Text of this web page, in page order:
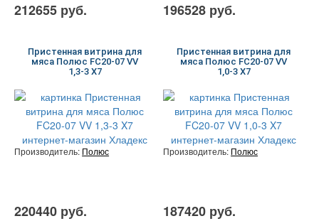
212655 руб. 196528 руб.
Пристенная витрина для
мяса Полюс FC20-07 VV
1,3-3 X7
Производитель: Полюс
220440 руб.
Пристенная витрина для
мяса Полюс FC20-07 VV
1,0-3 X7
Производитель: Полюс
187420 руб.